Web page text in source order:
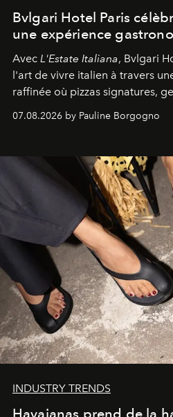
Bvlgari Hotel Paris
une expérience
Avec L'Estate Italiana, Bvlgari
l'art de vivre italien à travers
raffinée où pizzas signatures,
d'exception composent un
07.08.2026 by Pauline Borgogno
INDUSTRY TRENDS
Havaianas prend de la